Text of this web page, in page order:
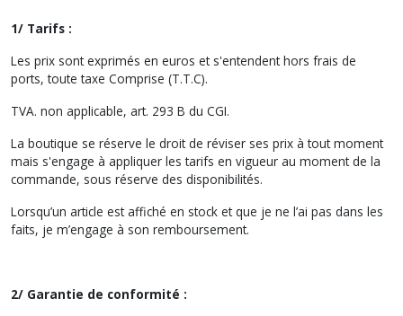
1/ Tarifs :
Les prix sont exprimés en euros et s'entendent hors frais de
ports, toute taxe Comprise (T.T.C).
TVA. non applicable, art. 293 B du CGI.
La boutique se réserve le droit de réviser ses prix à tout moment
mais s'engage à appliquer les tarifs en vigueur au moment de la
commande, sous réserve des disponibilités.
Lorsqu’un article est affiché en stock et que je ne l’ai pas dans les
faits, je m’engage à son remboursement.
2/ Garantie de conformité :